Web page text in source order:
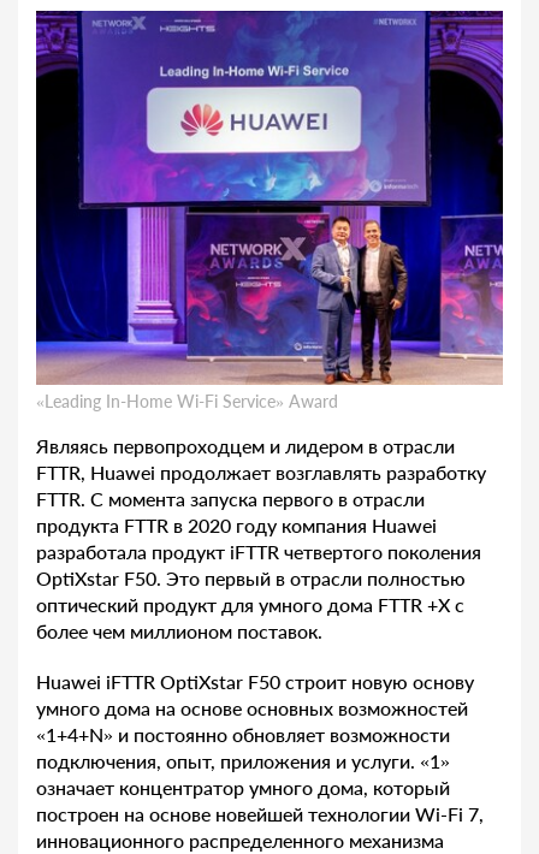
«Leading In-Home Wi-Fi Service» Award
Являясь первопроходцем и лидером в отрасли
FTTR, Huawei продолжает возглавлять разработку
FTTR. С момента запуска первого в отрасли
продукта FTTR в 2020 году компания Huawei
разработала продукт iFTTR четвертого поколения
OptiXstar F50. Это первый в отрасли полностью
оптический продукт для умного дома FTTR +X с
более чем миллионом поставок.
Huawei iFTTR OptiXstar F50 строит новую основу
умного дома на основе основных возможностей
«1+4+N» и постоянно обновляет возможности
подключения, опыт, приложения и услуги. «1»
означает концентратор умного дома, который
построен на основе новейшей технологии Wi-Fi 7,
инновационного распределенного механизма